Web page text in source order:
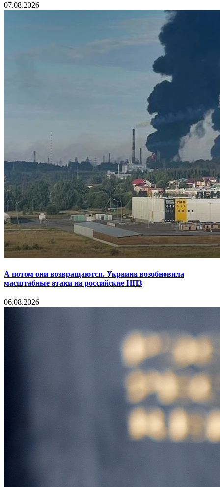
07.08.2026
А потом они возвращаются. Украина возобновила
масштабные атаки на российские НПЗ
06.08.2026